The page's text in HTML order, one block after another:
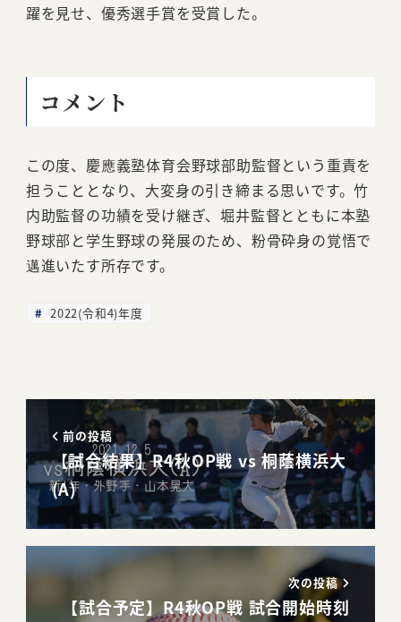
躍を見せ、優秀選手賞を受賞した。
コメント
この度、慶應義塾体育会野球部助監督という重責を
担うこととなり、大変身の引き締まる思いです。竹
内助監督の功績を受け継ぎ、堀井監督とともに本塾
野球部と学生野球の発展のため、粉骨砕身の覚悟で
邁進いたす所存です。
2022(令和4)年度
前の投稿
【試合結果】R4秋OP戦 vs 桐蔭横浜大
(A)
次の投稿
【試合予定】R4秋OP戦 試合開始時刻